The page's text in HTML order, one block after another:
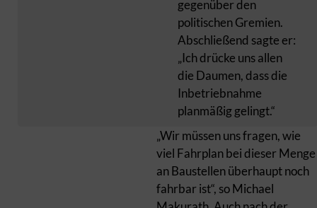
gegenüber den
politischen Gremien.
Abschließend sagte er:
„Ich drücke uns allen
die Daumen, dass die
Inbetriebnahme
planmäßig gelingt.“
„Wir müssen uns fragen, wie
viel Fahrplan bei dieser Menge
an Baustellen überhaupt noch
fahrbar ist“, so Michael